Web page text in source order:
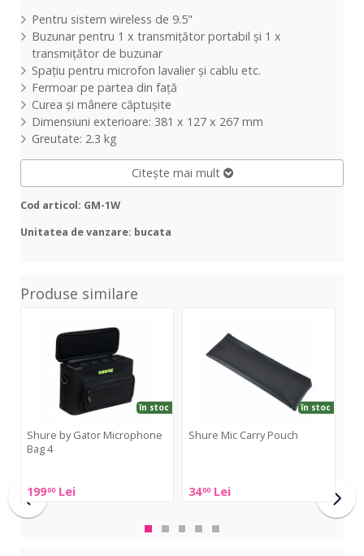
Pentru sistem wireless de 9.5"
Buzunar pentru 1 x transmițător portabil și 1 x
transmițător de buzunar
Spațiu pentru microfon lavalier și cablu etc.
Fermoar pe partea din față
Curea și mânere căptușite
Dimensiuni exterioare: 381 x 127 x 267 mm
Greutate: 2.3 kg
Citește mai mult
Cod articol: GM-1W
Unitatea de vanzare: bucata
Produse similare
Shure by Gator Microphone
Bag 4
19900 Lei
în stoc
by
Gator
Pouch
Shure Mic Carry Pouch
3400 Lei
în stoc
Mic